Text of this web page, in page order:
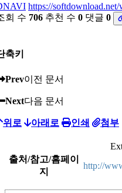
https://
회 수 706 추천 수 0 댓글 0
축키
Prev이전 문서
Next다음 문서
위로 아래로 인쇄 첨부
출처/참고/홈페이
지
http://